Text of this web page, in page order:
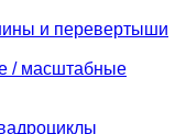
и перевертыши
/ масштабные